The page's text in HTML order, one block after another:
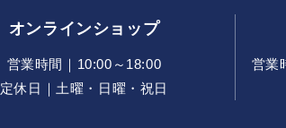
オンラインショップ
営業時間｜10:00～18:00
定休日｜土曜・日曜・祝日
営業